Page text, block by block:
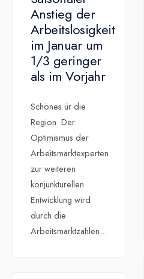
Anstieg der
Arbeitslosigkeit
im Januar um
1/3 geringer
als im Vorjahr
Schönes ür die
Region. Der
Optimismus der
Arbeitsmarktexperten
zur weiteren
konjunkturellen
Entwicklung wird
durch die
Arbeitsmarktzahlen...